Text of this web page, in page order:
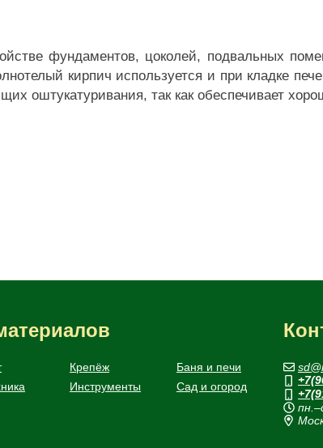
фундаментов, цоколей, подвальных
кирпич используется и при кладке
оштукатуривания, так как обеспечивает
Крепёж
Баня и печи
Инструменты Сад и огород